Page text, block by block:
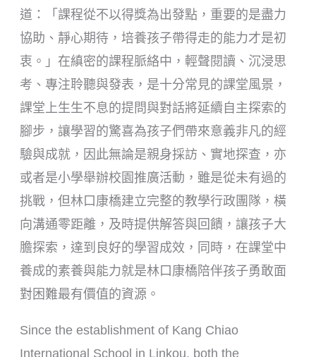
道：「課程從不以得獎為出發點，重要的是盡力
協助、靜心期待，培養孩子帶得走的能力才是初
衷。」在縝密的課程脈絡中，輕聲閱讀、沉浸思
考、專注聆聽與發表，是十分常見的課堂風景，
課堂上生生不息的提問與對話將延續自主探索的
腳步，讓學習的驚喜為孩子們帶來意義非凡的經
驗與成就，因此無論是親身採訪、實地探查，亦
或者是小學舉辦校園推廣活動，雖是從未有過的
挑戰，但林口康橋建立完整的教學行政團隊，橫
向溝通零距離，及時提供解答與回饋，讓孩子大
膽探索，達到良好的學習成效，同時，在課堂中
養成的素養與能力就是林口康橋陪伴孩子勇敢面
對困難最有價值的資源。
Since the establishment of Kang Chiao
International School in Linkou, both the